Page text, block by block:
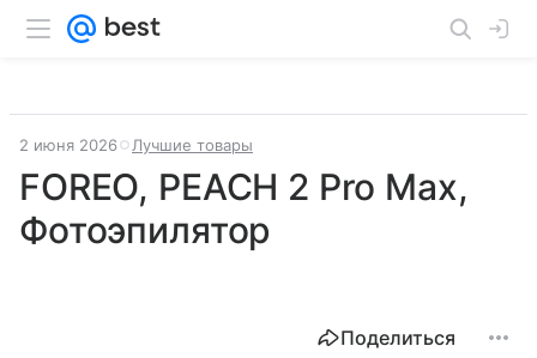
2 июня 2026 Лучшие товары
FOREO, PEACH 2 Pro Max,
Фотоэпилятор
Поделиться